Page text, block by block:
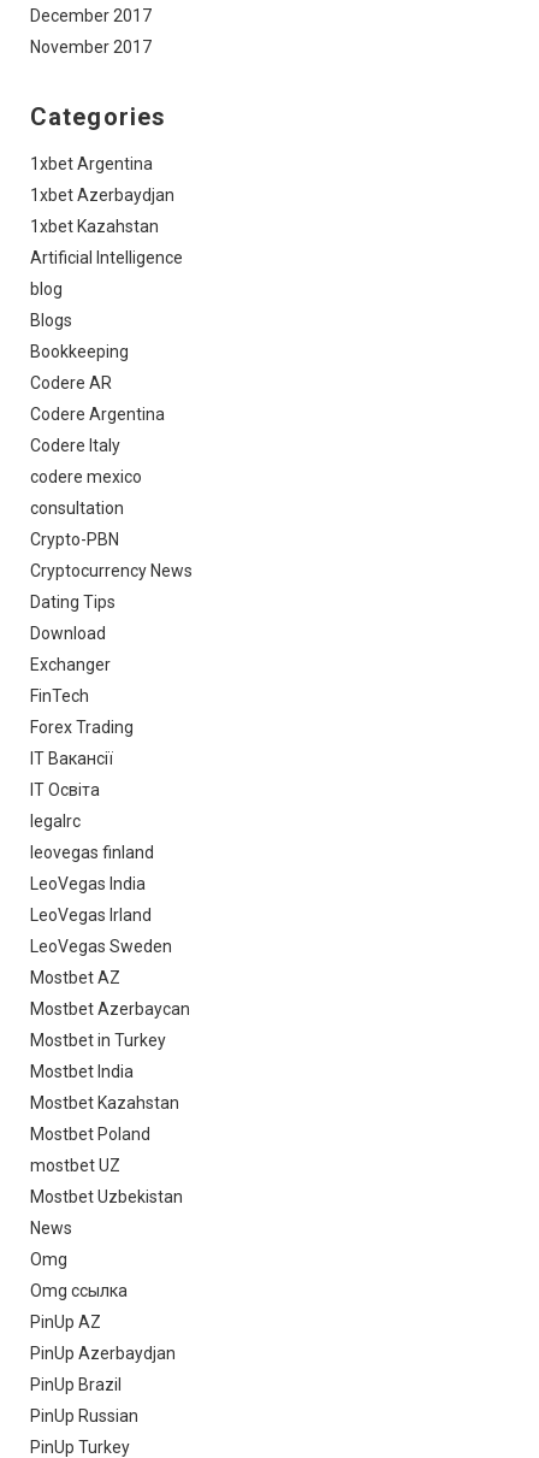
December 2017
November 2017
Categories
1xbet Argentina
1xbet Azerbaydjan
1xbet Kazahstan
Artificial Intelligence
blog
Blogs
Bookkeeping
Codere AR
Codere Argentina
Codere Italy
codere mexico
consultation
Crypto-PBN
Cryptocurrency News
Dating Tips
Download
Exchanger
FinTech
Forex Trading
IT Вакансії
IT Освіта
legalrc
leovegas finland
LeoVegas India
LeoVegas Irland
LeoVegas Sweden
Mostbet AZ
Mostbet Azerbaycan
Mostbet in Turkey
Mostbet India
Mostbet Kazahstan
Mostbet Poland
mostbet UZ
Mostbet Uzbekistan
News
Omg
Omg ссылка
PinUp AZ
PinUp Azerbaydjan
PinUp Brazil
PinUp Russian
PinUp Turkey